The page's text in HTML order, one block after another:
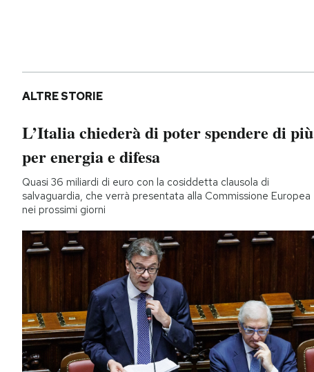
ALTRE STORIE
L’Italia chiederà di poter spendere di più
per energia e difesa
Quasi 36 miliardi di euro con la cosiddetta clausola di
salvaguardia, che verrà presentata alla Commissione Europea
nei prossimi giorni